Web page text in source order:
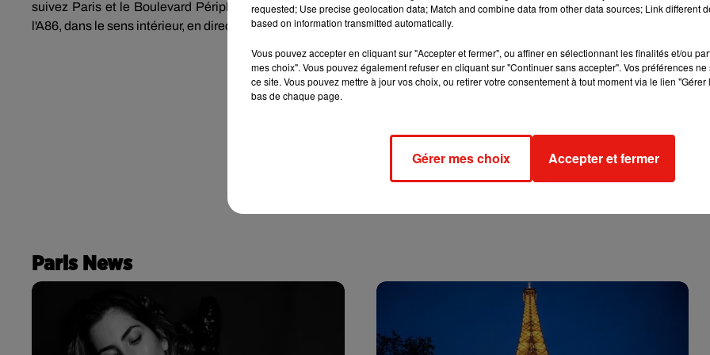
suivez Paris et le Boulevard Périphérique Nord. Pourrejoindre Vélizy-Villacoublay depuis Rueil-Malmaison , il faut
l'A86, dans le sens intérieur, en direction de Nanterre et Paris par l'A14.
Paris News
requested; Use precise geolocation data; Match and combine data from other data sources; Link different
based on information transmitted automatically.
Vous pouvez accepter en cliquant sur "Accepter et fermer", ou affiner en sélectionnant les finalités et/ou
mes choix". Vous pouvez également refuser en cliquant sur "Continuer sans accepter". Vos préférences
ce site. Vous pouvez mettre à jour vos choix, ou retirer votre consentement à tout moment via le lien
bas de chaque page.
Gérer mes choix Accepter et fermer